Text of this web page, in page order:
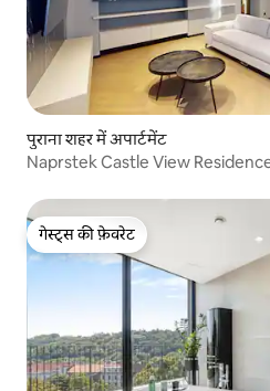
पुराना शहर में अपार्टमेंट
Naprstek Castle View
गेस्ट्स की फ़ेवरेट
गेस्ट्स की फ़ेवरेट